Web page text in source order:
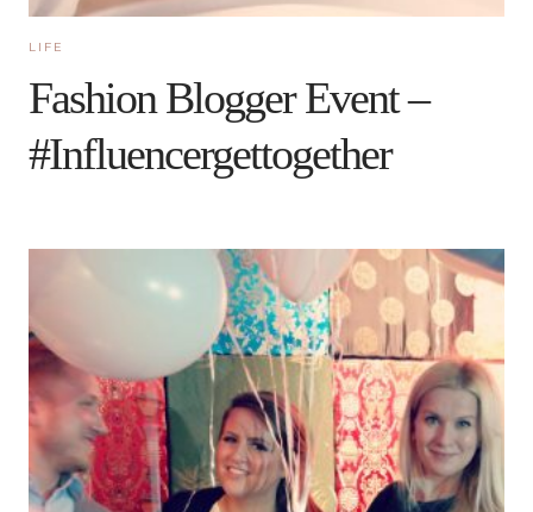
LIFE
Fashion Blogger Event –
#Influencergettogether